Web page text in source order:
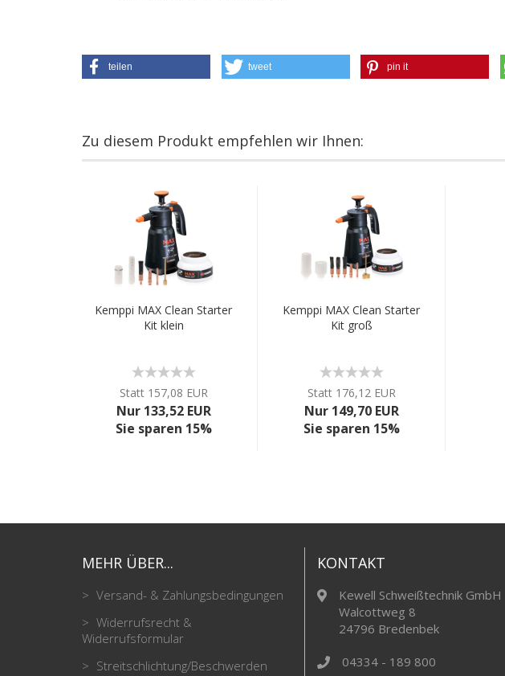
teilen tweet pin it
Zu diesem Produkt empfehlen wir Ihnen:
Kemppi MAX Clean Starter
Kit klein
Statt 157,08 EUR
Nur 133,52 EUR
Sie sparen 15%
Kemppi MAX Clean Starter
Kit groß
Statt 176,12 EUR
Nur 149,70 EUR
Sie sparen 15%
MEHR ÜBER...
Versand- & Zahlungsbedingungen
Widerrufsrecht &
Widerrufsformular
Streitschlichtung/Beschwerden
KONTAKT
Kewell Schweißtechnik GmbH
Walcottweg 8
24796 Bredenbek
04334 - 189 800